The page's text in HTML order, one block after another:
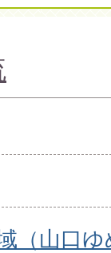
（山口